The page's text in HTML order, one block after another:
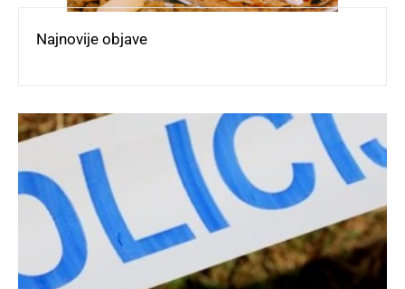
Najnovije objave